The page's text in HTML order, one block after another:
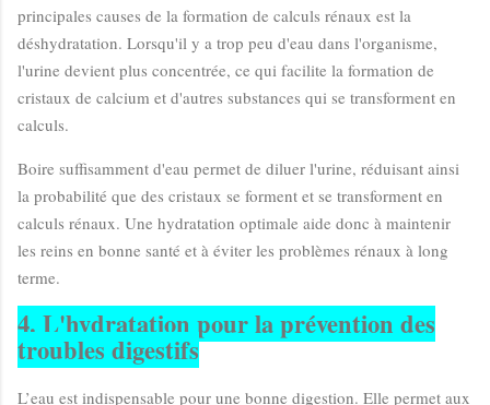
principales causes de la formation de calculs rénaux est la
déshydratation. Lorsqu'il y a trop peu d'eau dans l'organisme,
l'urine devient plus concentrée, ce qui facilite la formation de
cristaux de calcium et d'autres substances qui se transforment en
calculs.
Boire suffisamment d'eau permet de diluer l'urine, réduisant ainsi
la probabilité que des cristaux se forment et se transforment en
calculs rénaux. Une hydratation optimale aide donc à maintenir
les reins en bonne santé et à éviter les problèmes rénaux à long
terme.
4. L'hydratation pour la prévention des
troubles digestifs
L’eau est indispensable pour une bonne digestion. Elle permet aux